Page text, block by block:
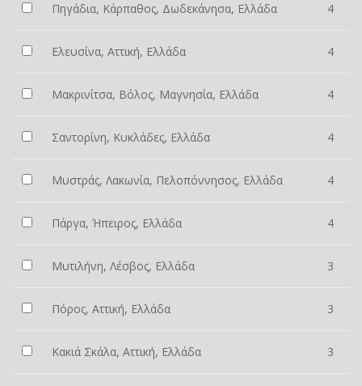
Πηγάδια, Κάρπαθος, Δωδεκάνησα, Ελλάδα 4
Ελευσίνα, Αττική, Ελλάδα 4
Μακρινίτσα, Βόλος, Μαγνησία, Ελλάδα 4
Σαντορίνη, Κυκλάδες, Ελλάδα 4
Μυστράς, Λακωνία, Πελοπόννησος, Ελλάδα 4
Πάργα, Ήπειρος, Ελλάδα 4
Μυτιλήνη, Λέσβος, Ελλάδα 3
Πόρος, Αττική, Ελλάδα 3
Κακιά Σκάλα, Αττική, Ελλάδα 3